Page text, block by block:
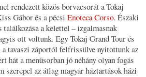
rendezett közös borvacsorát a Tokaj
Gábor és a pécsi Enoteca Corso. Északi
találkozása a kelettel – izgalmasnak
ott voltunk. Egy Tokaj Grand Tour és
a tavaszi záportól felfrissülve nyitottunk az
hát a menüsorban jó néhány olyan fogás
szerepel az átlag magyar háztartások házi